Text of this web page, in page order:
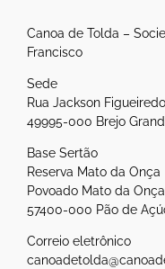
Canoa de Tolda –
Francisco
Sede
Rua Jackson
49995-000 Brejo
Base Sertão
Reserva Mato da Onça
Povoado Mato da
57400-000 Pão de
Correio eletrônico